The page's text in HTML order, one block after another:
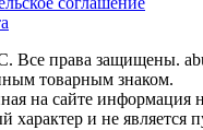
Все права защищены.
товарным знаком.
на сайте информация
и не является